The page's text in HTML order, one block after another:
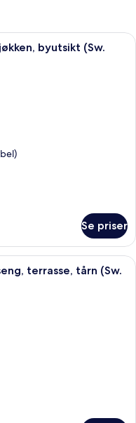
leilighet, 1 soverom,
byutsikt (Sw.
Se priser
– premium, 1
terrasse, tårn (Sw.